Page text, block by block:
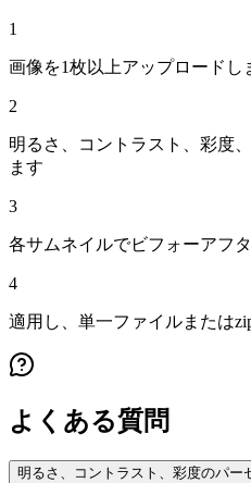
1
画像を1枚以上アップロードし
2
明るさ、コントラスト、彩度
ます
3
各サムネイルでビフォーアフ
4
適用し、単一ファイルまたは
よくある質問
明るさ、コントラスト、彩度のパ